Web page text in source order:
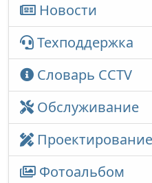
Новости
Техподдержка
Словарь CCTV
Обслуживание
Проектирование
Фотоальбом